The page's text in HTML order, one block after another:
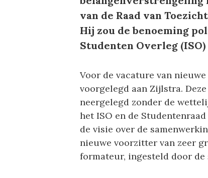
van de Raad van
Hij zou de benoeming
Studenten Overleg
Voor de vacature van
voorgelegd aan Zijlstra.
neergelegd zonder de
het ISO en de
de visie over de
nieuwe voorzitter van zeer
formateur, ingesteld door